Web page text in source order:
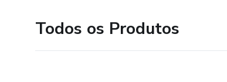
Todos os Produtos